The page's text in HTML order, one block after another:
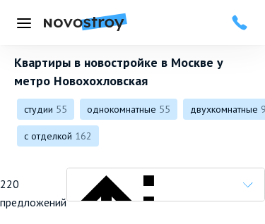
Меню
Квартиры в новостройке в Москве у
метро Новохохловская
студии 55 однокомнатные 55 двухкомнатные 99
с отделкой 162
220
предложений